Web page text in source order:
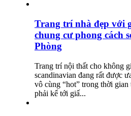
Trang trí nhà đẹp với
chung cư phong cách
Phòng
Trang trí nội thất cho không
scandinavian đang rất được
vô cùng “hot” trong thời
phải kể tới giấ...